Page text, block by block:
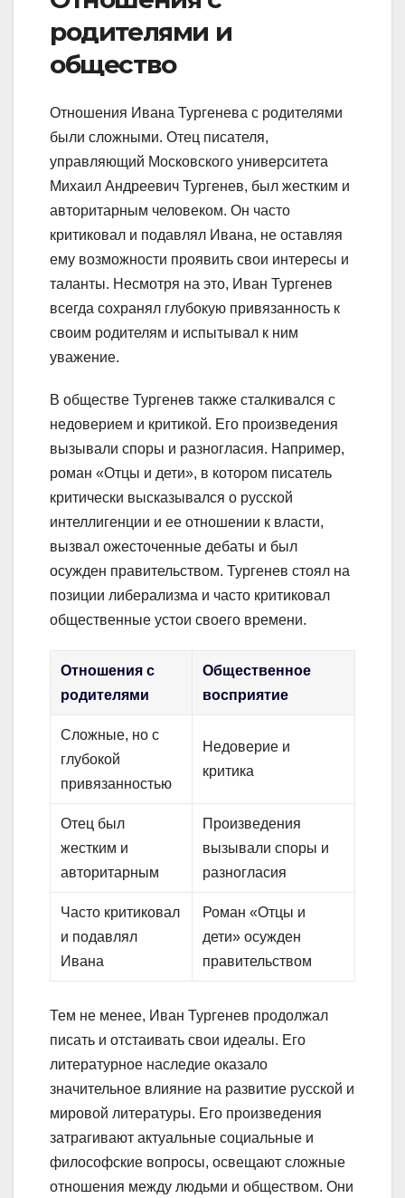
родителями и
общество
Отношения Ивана Тургенева с родителями
были сложными. Отец писателя,
управляющий Московского университета
Михаил Андреевич Тургенев, был жестким и
авторитарным человеком. Он часто
критиковал и подавлял Ивана, не оставляя
ему возможности проявить свои интересы и
таланты. Несмотря на это, Иван Тургенев
всегда сохранял глубокую привязанность к
своим родителям и испытывал к ним
уважение.
В обществе Тургенев также сталкивался с
недоверием и критикой. Его произведения
вызывали споры и разногласия. Например,
роман «Отцы и дети», в котором писатель
критически высказывался о русской
интеллигенции и ее отношении к власти,
вызвал ожесточенные дебаты и был
осужден правительством. Тургенев стоял на
позиции либерализма и часто критиковал
общественные устои своего времени.
Отношения с
родителями
Общественное
восприятие
Сложные, но с
глубокой
привязанностью
Недоверие и
критика
Отец был
жестким и
авторитарным
Произведения
вызывали споры и
разногласия
Часто критиковал
и подавлял
Ивана
Роман «Отцы и
дети» осужден
правительством
Тем не менее, Иван Тургенев продолжал
писать и отстаивать свои идеалы. Его
литературное наследие оказало
значительное влияние на развитие русской и
мировой литературы. Его произведения
затрагивают актуальные социальные и
философские вопросы, освещают сложные
отношения между людьми и обществом. Они